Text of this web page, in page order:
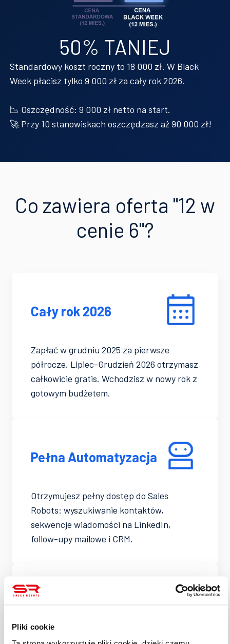
Pliki cookie
50% TANIEJ
Standardowy koszt roczny to 18 000 zł. W Black
Week płacisz tylko 9 000 zł za cały rok 2026.
📉 Oszczędność: 9 000 zł netto na start.
🚀 Przy 10 stanowiskach oszczędzasz aż 90 000 zł!
Co zawiera oferta "12 w
cenie 6"?
Cały rok 2026
Zapłać w grudniu 2025 za pierwsze
półrocze. Lipiec-Grudzień 2026 otrzymasz
całkowicie gratis. Wchodzisz w nowy rok z
gotowym budżetem.
Pełna Automatyzacja
Otrzymujesz pełny dostęp do Sales
Robots: wyszukiwanie kontaktów,
sekwencje wiadomości na LinkedIn,
follow-upy mailowe i CRM.
Promocja dotyczy od 1 do 50 stanowisk.